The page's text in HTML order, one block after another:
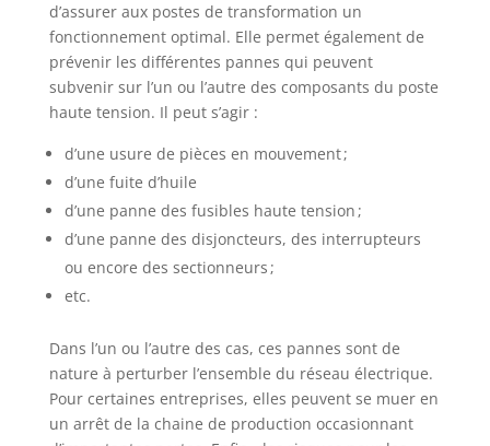
d’assurer aux postes de transformation un
fonctionnement optimal. Elle permet également de
prévenir les différentes pannes qui peuvent
subvenir sur l’un ou l’autre des composants du poste
haute tension. Il peut s’agir :
d’une usure de pièces en mouvement ;
d’une fuite d’huile
d’une panne des fusibles haute tension ;
d’une panne des disjoncteurs, des interrupteurs
ou encore des sectionneurs ;
etc.
Dans l’un ou l’autre des cas, ces pannes sont de
nature à perturber l’ensemble du réseau électrique.
Pour certaines entreprises, elles peuvent se muer en
un arrêt de la chaine de production occasionnant